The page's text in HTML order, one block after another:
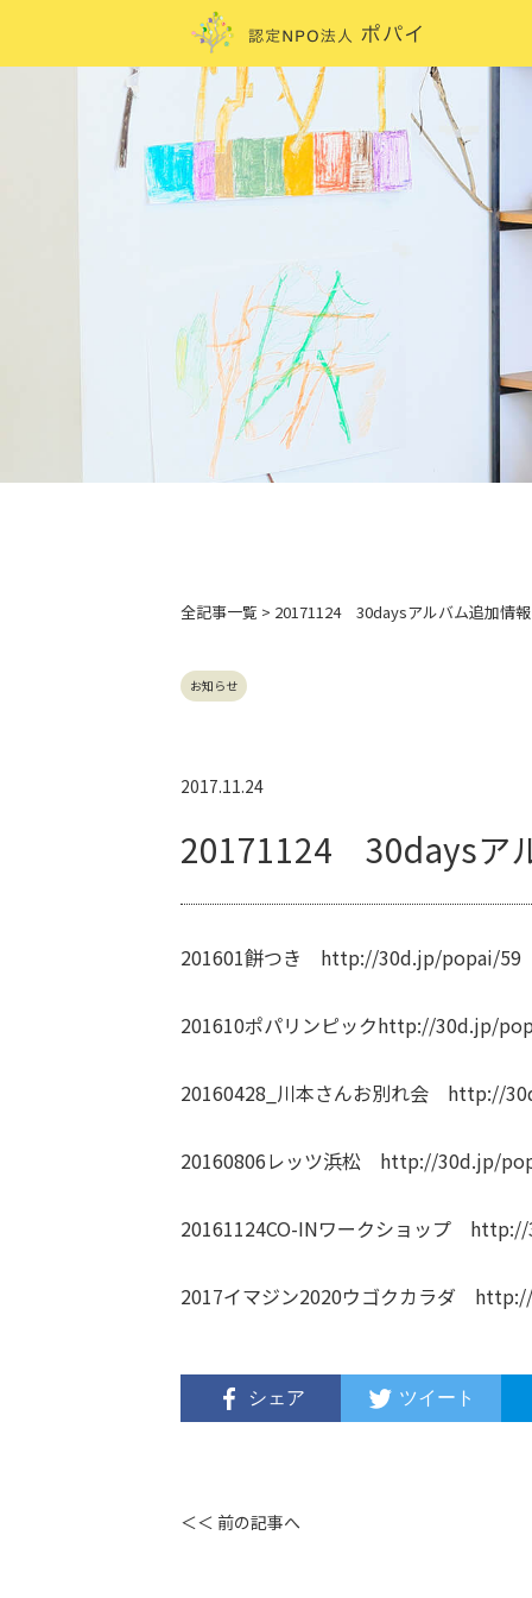
全記事一覧 > 20171124 30daysアルバム追加情報
お知らせ
2017.11.24
20171124 30daysア
201601餅つき http://30d.jp/popai/59
201610ポパリンピックhttp://30d.jp/
20160428_川本さんお別れ会 http://
20160806レッツ浜松 http://30d.jp/
20161124CO-INワークショップ http://
2017イマジン2020ウゴクカラダ
シェア ツイート
＜＜ 前の記事へ